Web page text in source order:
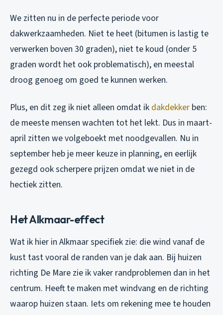
We zitten nu in de perfecte periode voor
dakwerkzaamheden. Niet te heet (bitumen is lastig te
verwerken boven 30 graden), niet te koud (onder 5
graden wordt het ook problematisch), en meestal
droog genoeg om goed te kunnen werken.
Plus, en dit zeg ik niet alleen omdat ik dakdekker ben:
de meeste mensen wachten tot het lekt. Dus in maart-
april zitten we volgeboekt met noodgevallen. Nu in
september heb je meer keuze in planning, en eerlijk
gezegd ook scherpere prijzen omdat we niet in de
hectiek zitten.
Het Alkmaar-effect
Wat ik hier in Alkmaar specifiek zie: die wind vanaf de
kust tast vooral de randen van je dak aan. Bij huizen
richting De Mare zie ik vaker randproblemen dan in het
centrum. Heeft te maken met windvang en de richting
waarop huizen staan. Iets om rekening mee te houden